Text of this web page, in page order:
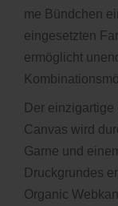
me Bündchen
eingesetzten
ermöglicht
Der
Canvas wird
Garne und
Druckgrundes
Organic